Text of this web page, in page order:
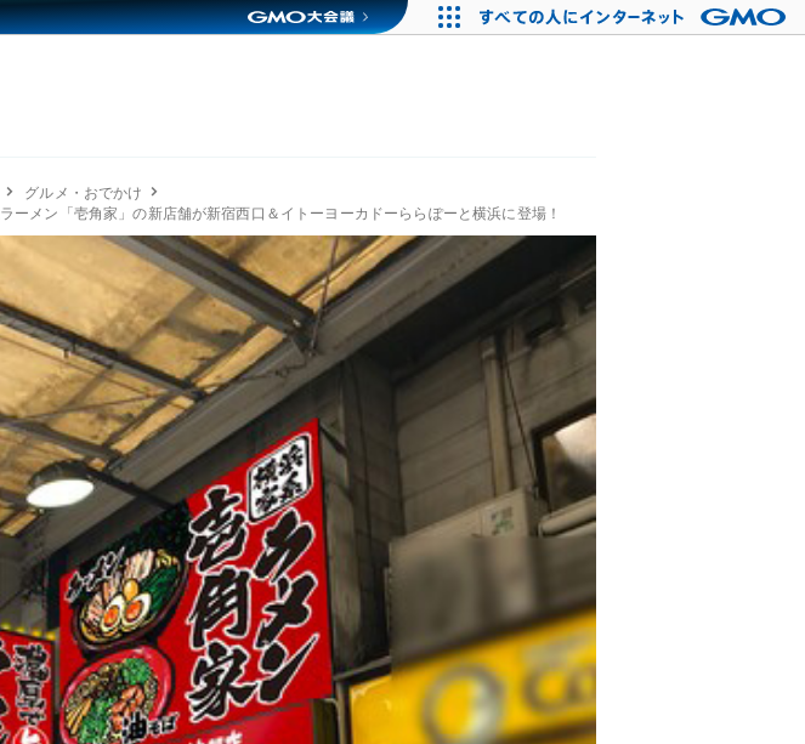
グルメ・おでかけ
ーメン「壱角家」の新店舗が新宿西口＆イトーヨーカドーららぽーと横浜に登場！